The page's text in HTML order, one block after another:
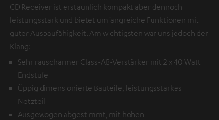
CD Receiver ist erstaunlich kompakt aber dennoch
leistungsstark und bietet umfangreiche Funktionen mit
guter Ausbaufähigkeit. Am wichtigsten war uns jedoch der
Klang:
Sehr rauscharmer Class-AB-Verstärker mit 2 x 40 Watt
Endstufe
Üppig dimensionierte Bauteile, leistungsstarkes
Netzteil
Ausgewogen abgestimmt, mit hohen